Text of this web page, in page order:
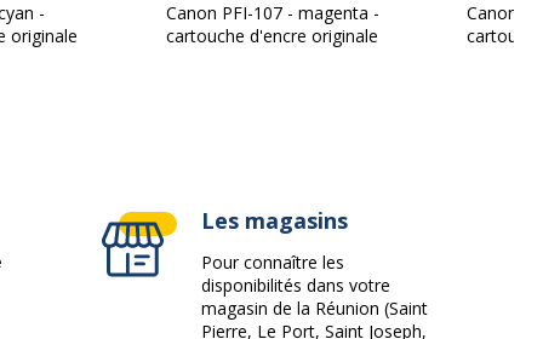
-
originale
Canon PFI-107 - magenta -
cartouche d'encre originale
Canon
Les magasins
Pour connaître les
disponibilités dans votre
magasin de la Réunion (Saint
Pierre, Le Port, Saint Joseph,